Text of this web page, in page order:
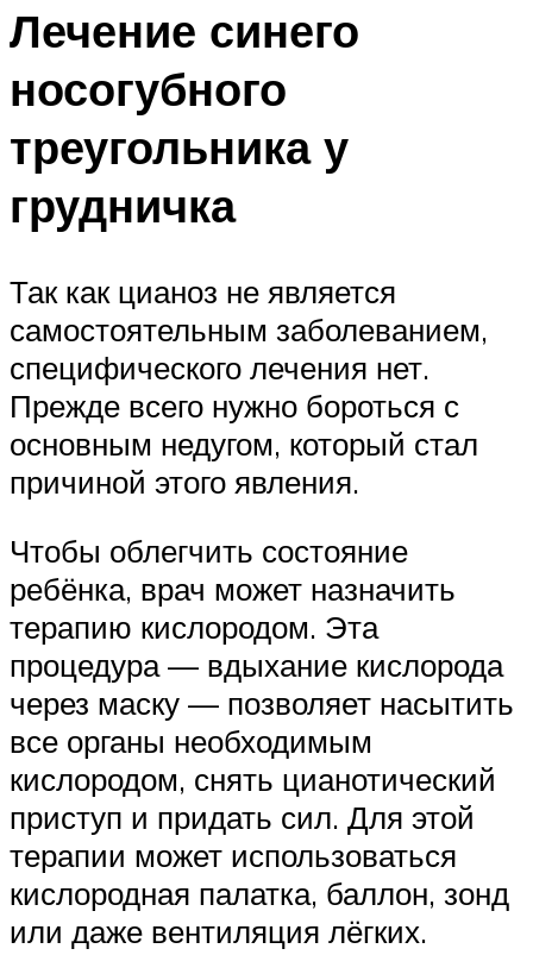
Лечение синего
носогубного
треугольника у
грудничка
Так как цианоз не является
самостоятельным заболеванием,
специфического лечения нет.
Прежде всего нужно бороться с
основным недугом, который стал
причиной этого явления.
Чтобы облегчить состояние
ребёнка, врач может назначить
терапию кислородом. Эта
процедура — вдыхание кислорода
через маску — позволяет насытить
все органы необходимым
кислородом, снять цианотический
приступ и придать сил. Для этой
терапии может использоваться
кислородная палатка, баллон, зонд
или даже вентиляция лёгких.